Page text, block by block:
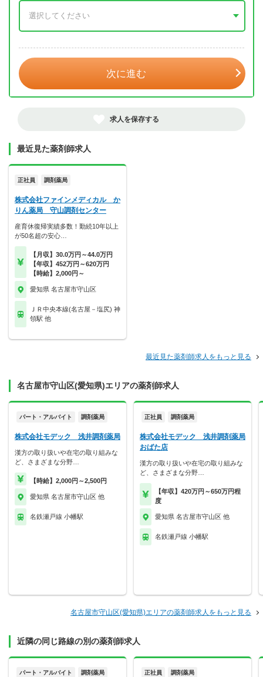
次に進む
求人を保存する
最近見た薬剤師求人
正社員 調剤薬局
株式会社ファインメディカル か
りん薬局 守山調剤センター
産育休復帰実績多数！勤続10年以上
が50名超の安心…
【月収】30.0万円～44.0万円
【年収】452万円～620万円
【時給】2,000円～
愛知県 名古屋市守山区
ＪＲ中央本線(名古屋－塩尻) 神
領駅 他
最近見た薬剤師求人をもっと見る
名古屋市守山区(愛知県)エリアの薬剤師求人
パート・アルバイト 調剤薬局
株式会社モデック 浅井調剤薬局
漢方の取り扱いや在宅の取り組みな
ど、さまざまな分野…
【時給】2,000円～2,500円
愛知県 名古屋市守山区 他
名鉄瀬戸線 小幡駅
正社員 調剤薬局
株式会社モデック 浅井調剤薬局
おばた店
漢方の取り扱いや在宅の取り組みな
ど、さまざまな分野…
【年収】420万円～650万円程
度
愛知県 名古屋市守山区 他
名鉄瀬戸線 小幡駅
名古屋市守山区(愛知県)エリアの薬剤師求人をもっと見る
近隣の同じ路線の別の薬剤師求人
パート・アルバイト 調剤薬局 正社員 調剤薬局